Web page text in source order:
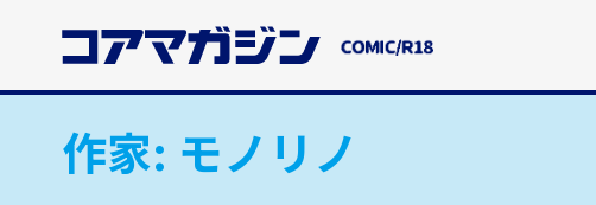
コ
作家: モノリノ